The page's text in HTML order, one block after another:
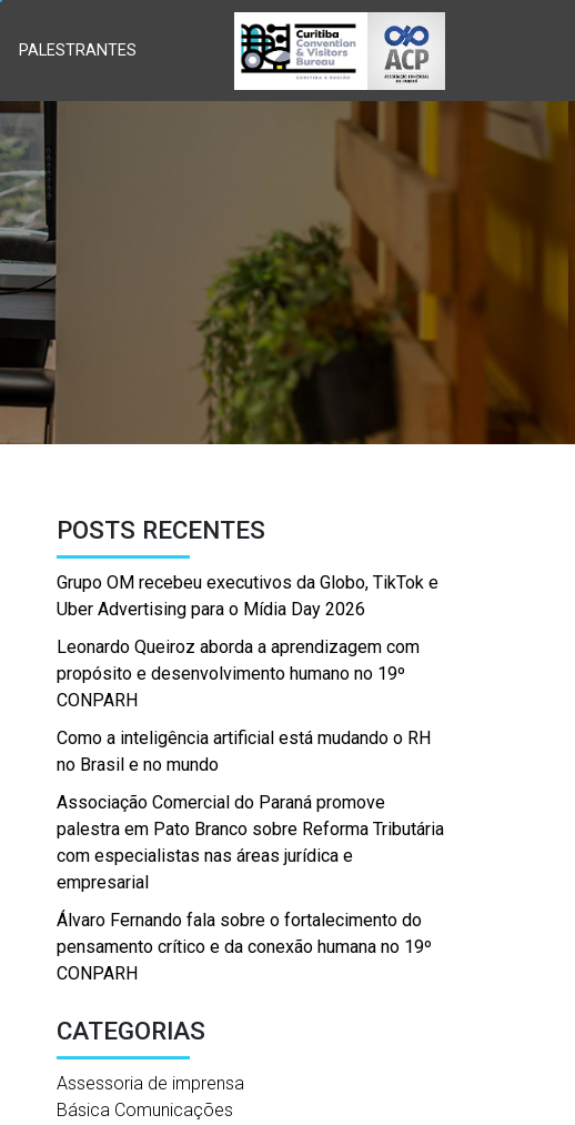
PALESTRANTES
POSTS RECENTES
Grupo OM recebeu executivos da Globo, TikTok e
Uber Advertising para o Mídia Day 2026
Leonardo Queiroz aborda a aprendizagem com
propósito e desenvolvimento humano no 19º
CONPARH
Como a inteligência artificial está mudando o RH
no Brasil e no mundo
Associação Comercial do Paraná promove
palestra em Pato Branco sobre Reforma Tributária
com especialistas nas áreas jurídica e
empresarial
Álvaro Fernando fala sobre o fortalecimento do
pensamento crítico e da conexão humana no 19º
CONPARH
CATEGORIAS
Assessoria de imprensa
Básica Comunicações